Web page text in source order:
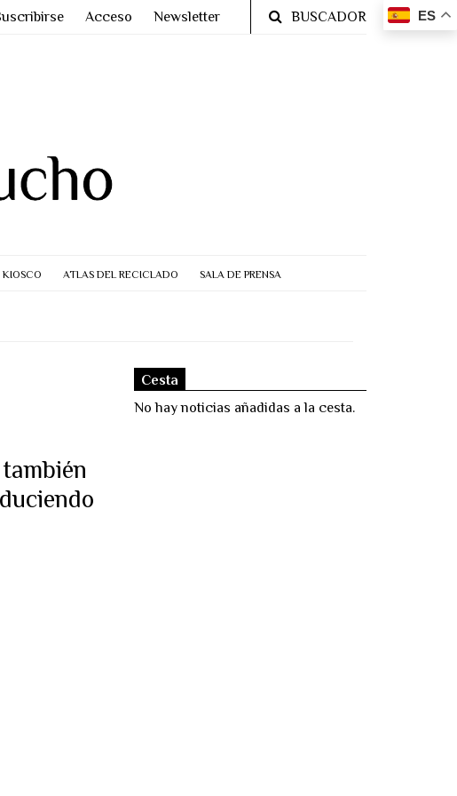
ES
Acceso Newsletter BUSCADOR
KIOSCO ATLAS DEL RECICLADO SALA DE PRENSA
Cesta
No hay noticias añadidas a la cesta.